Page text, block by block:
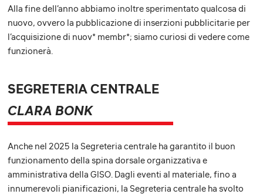
Alla fine dell’anno abbiamo inoltre sperimentato qualcosa di
nuovo, ovvero la pubblicazione di inserzioni pubblicitarie per
l’acquisizione di nuov* membr*; siamo curiosi di vedere come
funzionerà.
SEGRETERIA CENTRALE
CLARA BONK
Anche nel 2025 la Segreteria centrale ha garantito il buon
funzionamento della spina dorsale organizzativa e
amministrativa della GISO. Dagli eventi al materiale, fino a
innumerevoli pianificazioni, la Segreteria centrale ha svolto